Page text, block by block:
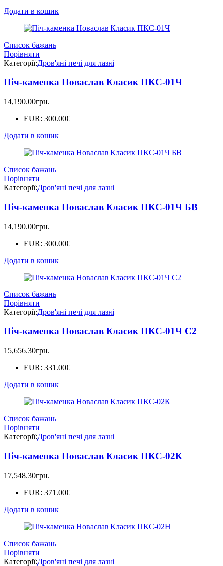
Додати в кошик
Список бажань
Порівняти
Категорії:Дров'яні печі для лазні
Піч-каменка Новаслав Класик ПКС-01Ч
14,190.00грн.
EUR: 300.00€
Додати в кошик
Список бажань
Порівняти
Категорії:Дров'яні печі для лазні
Піч-каменка Новаслав Класик ПКС-01Ч БВ
14,190.00грн.
EUR: 300.00€
Додати в кошик
Список бажань
Порівняти
Категорії:Дров'яні печі для лазні
Піч-каменка Новаслав Класик ПКС-01Ч С2
15,656.30грн.
EUR: 331.00€
Додати в кошик
Список бажань
Порівняти
Категорії:Дров'яні печі для лазні
Піч-каменка Новаслав Класик ПКС-02К
17,548.30грн.
EUR: 371.00€
Додати в кошик
Список бажань
Порівняти
Категорії:Дров'яні печі для лазні